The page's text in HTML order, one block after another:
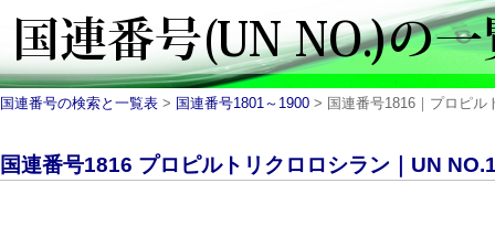
国連番号の検索と一覧表 > 国連番号1801～1900 > 国連番号1816｜プロピル
国連番号1816 プロピルトリクロロシラン｜UN